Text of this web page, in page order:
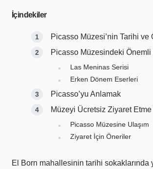
İçindekiler
Picasso Müzesi’nin Tarihi ve
Picasso Müzesindeki
Las Meninas Serisi
Erken Dönem Eserleri
Picasso’yu Anlamak
Müzeyi Ücretsiz Ziyaret Etme
Picasso Müzesine Ulaşım
Ziyaret İçin Öneriler
El Born mahallesinin tarihi sokaklarında